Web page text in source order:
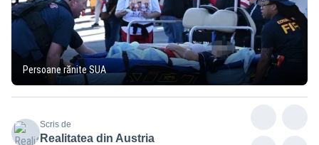
Persoane rănite SUA
Scris de
Realitatea din Austria